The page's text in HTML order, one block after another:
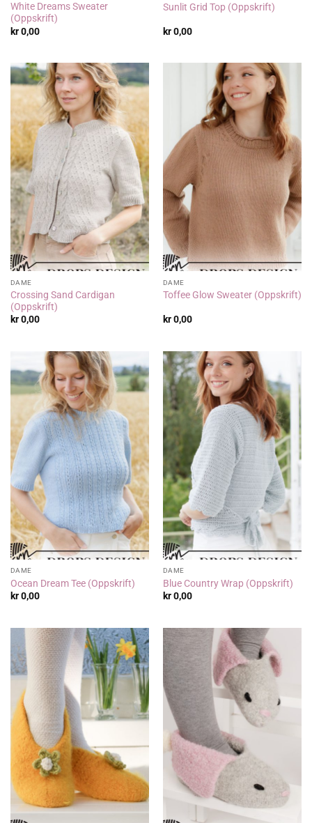
White Dreams Sweater
(Oppskrift)
kr0,00
Sunlit Grid Top (Oppskrift)
kr0,00
DAME
Crossing Sand Cardigan
(Oppskrift)
kr0,00
DAME
Toffee Glow Sweater (Oppskrift)
kr0,00
DAME
Ocean Dream Tee (Oppskrift)
kr0,00
DAME
Blue Country Wrap (Oppskrift)
kr0,00